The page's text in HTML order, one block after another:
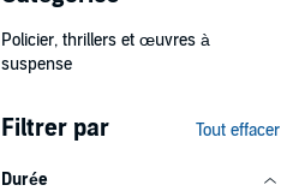
Policier, thrillers et œuvres à
suspense
Filtrer par Tout effacer
Durée